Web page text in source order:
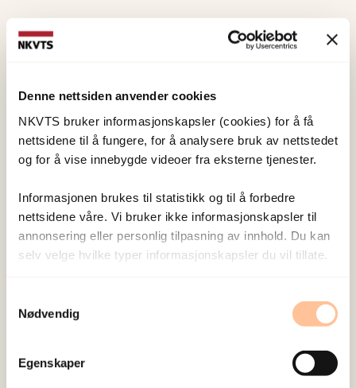
Denne nettsiden anvender cookies
NKVTS bruker informasjonskapsler (cookies) for å få
nettsidene til å fungere, for å analysere bruk av nettstedet
og for å vise innebygde videoer fra eksterne tjenester.
Informasjonen brukes til statistikk og til å forbedre
nettsidene våre. Vi bruker ikke informasjonskapsler til
annonsering eller personlig tilpasning av innhold. Du kan
selv velge hvilke typer informasjonskapsler du vil tillate.
Nødvendig
Egenskaper
Johansen, Ragnhild Elise
Vis profil
Ziyada, Mai Mahgoub
Vis profil
Sist redigert: